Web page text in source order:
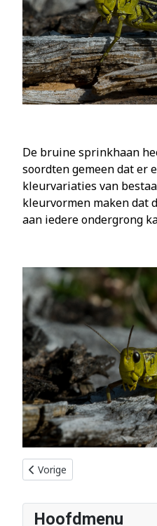
De bruine sprinkhaan
soordten gemeen dat er
kleurvariaties van
kleurvormen maken dat
aan iedere ondergrong
Vorig artikel: VliegendHert
Vorige
Hoofdmenu